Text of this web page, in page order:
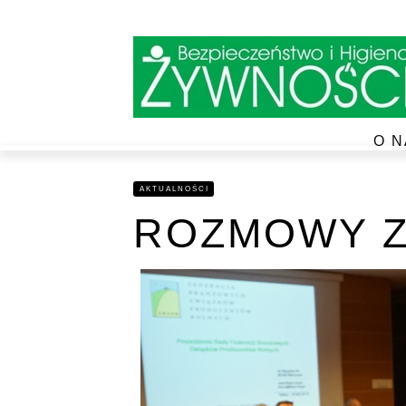
O
AKTUALNOŚCI
ROZMOWY